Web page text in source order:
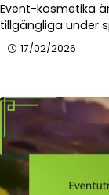
Event-kosmetika
tillgängliga under
17/02/2026